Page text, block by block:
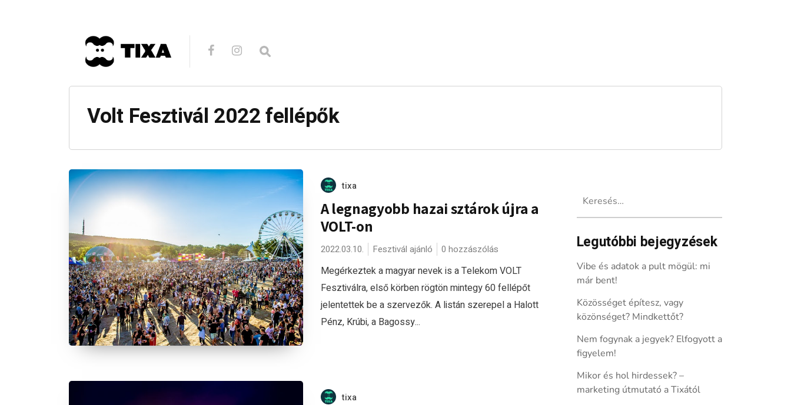
Volt Fesztivál 2022 fellépők
tixa
A legnagyobb hazai sztárok újra a
VOLT-on
2022.03.10. Fesztivál ajánló 0 hozzászólás
Megérkeztek a magyar nevek is a Telekom VOLT
Fesztiválra, első körben rögtön mintegy 60 fellépőt
jelentettek be a szervezők. A listán szerepel a Halott
Pénz, Krúbi, a Bagossy...
tixa
Legutóbbi bejegyzések
Vibe és adatok a pult mögül: mi
már bent!
Közösséget építesz, vagy
közönséget? Mindkettőt?
Nem fogynak a jegyek? Elfogyott a
figyelem!
Mikor és hol hirdessek? –
marketing útmutató a Tixától